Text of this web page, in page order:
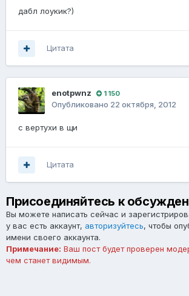
дабл лоукик?)
Цитата
enotpwnz 1 150
Опубликовано 22 октября, 2012
с вертухи в щи
Цитата
Присоединяйтесь к
Вы можете написать сейчас и
у вас есть аккаунт, авторизуйтесь, чтобы
имени своего аккаунта.
Примечание: Ваш пост будет проверен
чем станет видимым.